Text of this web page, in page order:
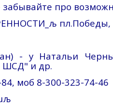
про
љ пл.Победы,
- у Натальи
ШСД" и др.
моб 8-300-323-74-46
љ